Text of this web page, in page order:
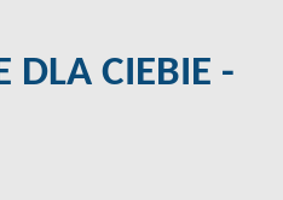
DLA CIEBIE -